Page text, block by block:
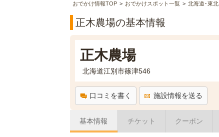
おでかけ情報TOP おでかけスポット一覧 北海道･東北
正木農場の基本情報
正木農場
北海道江別市篠津546
口コミを書く 施設情報を送る
基本情報 チケット クーポン